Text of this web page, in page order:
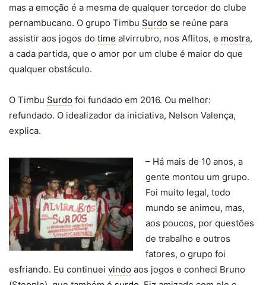
mas a emoção é a mesma de qualquer torcedor do clube
pernambucano. O grupo Timbu Surdo se reúne para
assistir aos jogos do time alvirrubro, nos Aflitos, e mostra,
a cada partida, que o amor por um clube é maior do que
qualquer obstáculo.
O Timbu Surdo foi fundado em 2016. Ou melhor:
refundado. O idealizador da iniciativa, Nelson Valença,
explica.
– Há mais de 10 anos, a
gente montou um grupo.
Foi muito legal, todo
mundo se animou, mas,
aos poucos, por questões
de trabalho e outros
fatores, o grupo foi
esfriando. Eu continuei vindo aos jogos e conheci Bruno